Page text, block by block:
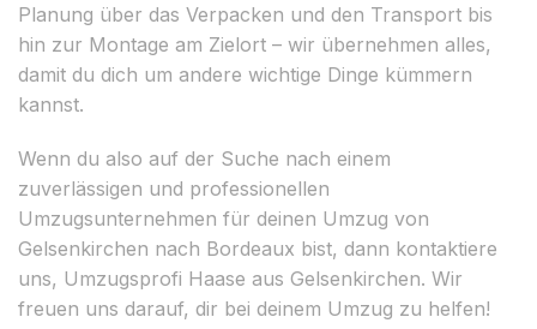
Planung über das Verpacken und den Transport bis
hin zur Montage am Zielort – wir übernehmen alles,
damit du dich um andere wichtige Dinge kümmern
kannst.
Wenn du also auf der Suche nach einem
zuverlässigen und professionellen
Umzugsunternehmen für deinen Umzug von
Gelsenkirchen nach Bordeaux bist, dann kontaktiere
uns, Umzugsprofi Haase aus Gelsenkirchen. Wir
freuen uns darauf, dir bei deinem Umzug zu helfen!